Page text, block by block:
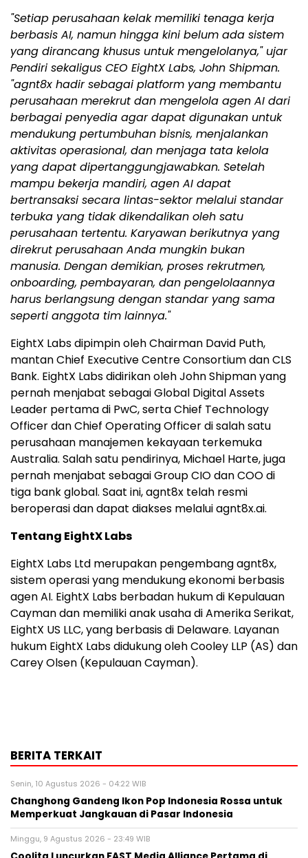
"Setiap perusahaan kelak memiliki tenaga kerja
berbasis AI, namun hingga kini belum ada sistem
yang dirancang khusus untuk mengelolanya," ujar
Pendiri sekaligus CEO EightX Labs, John Shipman.
"agnt8x hadir sebagai platform yang membantu
perusahaan merekrut dan mengelola agen AI dari
berbagai penyedia agar dapat digunakan untuk
mendukung pertumbuhan bisnis, menjalankan
aktivitas operasional, dan menjaga tata kelola
yang dapat dipertanggungjawabkan. Setelah
mampu bekerja mandiri, agen AI dapat
bertransaksi secara lintas-sektor melalui standar
terbuka yang tidak dikendalikan oleh satu
perusahaan tertentu. Karyawan berikutnya yang
direkrut perusahaan Anda mungkin bukan
manusia. Dengan demikian, proses rekrutmen,
onboarding, pembayaran, dan pengelolaannya
harus berlangsung dengan standar yang sama
seperti anggota tim lainnya."
EightX Labs dipimpin oleh Chairman David Puth,
mantan Chief Executive Centre Consortium dan CLS
Bank. EightX Labs didirikan oleh John Shipman yang
pernah menjabat sebagai Global Digital Assets
Leader pertama di PwC, serta Chief Technology
Officer dan Chief Operating Officer di salah satu
perusahaan manajemen kekayaan terkemuka
Australia. Salah satu pendirinya, Michael Harte, juga
pernah menjabat sebagai Group CIO dan COO di
tiga bank global. Saat ini, agnt8x telah resmi
beroperasi dan dapat diakses melalui agnt8x.ai.
Tentang EightX Labs
EightX Labs Ltd merupakan pengembang agnt8x,
sistem operasi yang mendukung ekonomi berbasis
agen AI. EightX Labs berbadan hukum di Kepulauan
Cayman dan memiliki anak usaha di Amerika Serikat,
EightX US LLC, yang berbasis di Delaware. Layanan
hukum EightX Labs didukung oleh Cooley LLP (AS) dan
Carey Olsen (Kepulauan Cayman).
BERITA TERKAIT
Senin, 10 Agustus 2026 - 04:22 WIB
Changhong Gandeng Ikon Pop Indonesia Rossa untuk
Memperkuat Jangkauan di Pasar Indonesia
Minggu, 9 Agustus 2026 - 23:49 WIB